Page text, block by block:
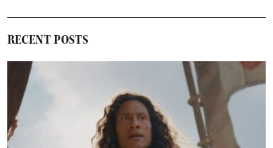
RECENT POSTS